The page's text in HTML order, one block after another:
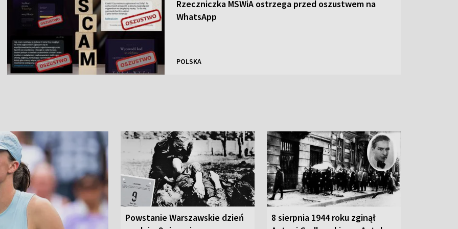
Rzeczniczka MSWiA ostrzega przed oszustwem na
WhatsApp
POLSKA
Powstanie Warszawskie dzień
8 sierpnia 1944 roku zginął